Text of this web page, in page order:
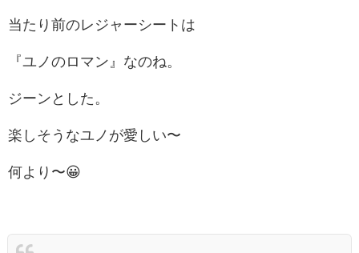
当たり前のレジャーシートは
『ユノのロマン』なのね。
ジーンとした。
楽しそうなユノが愛しい〜
何より〜😀